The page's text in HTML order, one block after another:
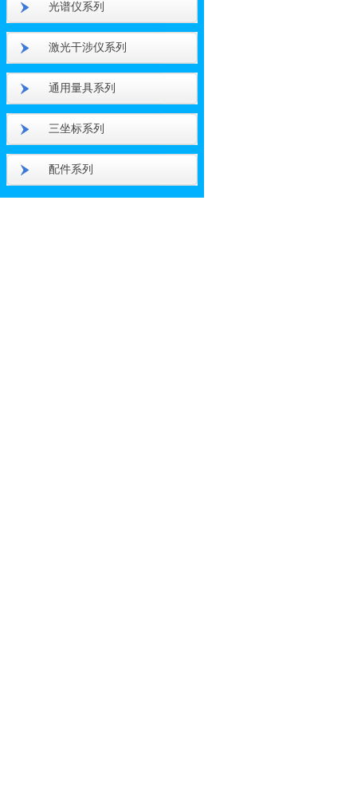
光谱仪系列
激光干涉仪系列
通用量具系列
三坐标系列
配件系列